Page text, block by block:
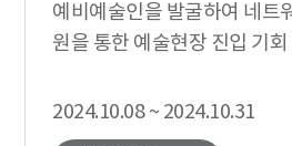
예비예술인을 발굴하여 네트
원을 통한 예술현장 진입 기회
2024.10.08 ~ 2024.10.31